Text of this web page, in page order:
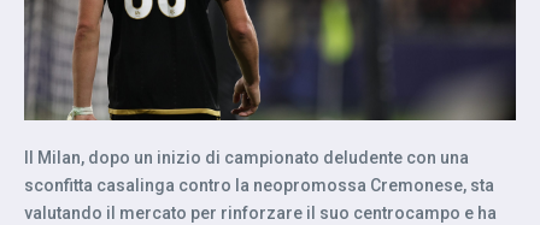
Il Milan, dopo un inizio di campionato deludente con una
sconfitta casalinga contro la neopromossa Cremonese, sta
valutando il mercato per rinforzare il suo centrocampo e ha